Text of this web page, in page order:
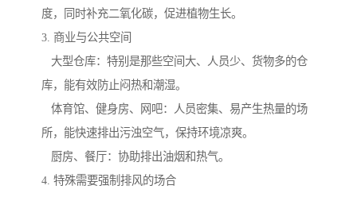
度，同时补充二氧化碳，促进植物生长。
3. 商业与公共空间
大型仓库：特别是那些空间大、人员少、货物多的仓
库，能有效防止闷热和潮湿。
体育馆、健身房、网吧：人员密集、易产生热量的场
所，能快速排出污浊空气，保持环境凉爽。
厨房、餐厅：协助排出油烟和热气。
4. 特殊需要强制排风的场合